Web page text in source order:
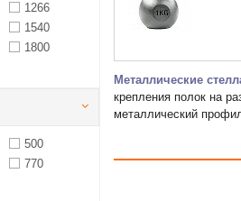
1266
1540
1800
500
770
Металлические
крепления полок на
металлический